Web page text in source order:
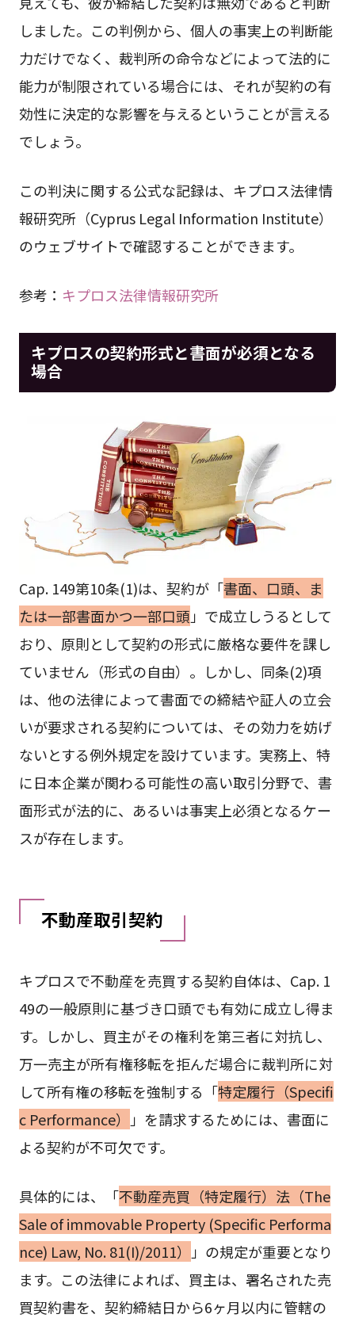
しました。この判例から、個人の事実上の判断能
力だけでなく、裁判所の命令などによって法的に
能力が制限されている場合には、それが契約の有
効性に決定的な影響を与えるということが言える
でしょう。
この判決に関する公式な記録は、キプロス法律情
報研究所（Cyprus Legal Information Institute）
のウェブサイトで確認することができます。
参考： キプロス法律情報研究所
キプロスの契約形式と書面が必須となる
場合
Cap. 149第10条(1)は、契約が「書面、口頭、ま
たは一部書面かつ一部口頭 」で成立しうるとして
おり、原則として契約の形式に厳格な要件を課し
ていません（形式の自由）。しかし、同条(2)項
は、他の法律によって書面での締結や証人の立会
いが要求される契約については、その効力を妨げ
ないとする例外規定を設けています。実務上、特
に日本企業が関わる可能性の高い取引分野で、書
面形式が法的に、あるいは事実上必須となるケー
スが存在します。
不動産取引契約
キプロスで不動産を売買する契約自体は、Cap. 1
49の一般原則に基づき口頭でも有効に成立し得ま
す。しかし、買主がその権利を第三者に対抗し、
万一売主が所有権移転を拒んだ場合に裁判所に対
して所有権の移転を強制する「特定履行（Specifi
c Performance）
」を請求するためには、書面に
よる契約が不可欠です。
具体的には、「不動産売買（特定履行）法（The
Sale of immovable Property (Specific Performa
nce) Law, No. 81(I)/2011）
」の規定が重要となり
ます。この法律によれば、買主は、署名された売
買契約書を、契約締結日から6ヶ月以内に管轄の